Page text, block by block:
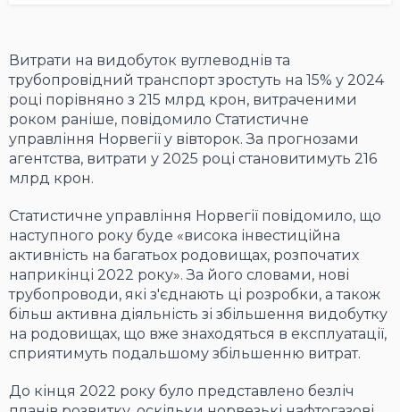
Витрати на видобуток вуглеводнів та
трубопровідний транспорт зростуть на 15% у 2024
році порівняно з 215 млрд крон, витраченими
роком раніше, повідомило Статистичне
управління Норвегії у вівторок. За прогнозами
агентства, витрати у 2025 році становитимуть 216
млрд крон.
Статистичне управління Норвегії повідомило, що
наступного року буде «висока інвестиційна
активність на багатьох родовищах, розпочатих
наприкінці 2022 року». За його словами, нові
трубопроводи, які з'єднають ці розробки, а також
більш активна діяльність зі збільшення видобутку
на родовищах, що вже знаходяться в експлуатації,
сприятимуть подальшому збільшенню витрат.
До кінця 2022 року було представлено безліч